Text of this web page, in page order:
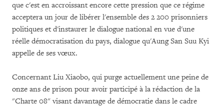
que c'est en accroissant encore cette pression que ce régime
acceptera un jour de libérer l'ensemble des 2 200 prisonniers
politiques et d'instaurer le dialogue national en vue d'une
réelle démocratisation du pays, dialogue qu'Aung San Suu Kyi
appelle de ses vœux.
Concernant Liu Xiaobo, qui purge actuellement une peine de
onze ans de prison pour avoir participé à la rédaction de la
"Charte 08" visant davantage de démocratie dans le cadre